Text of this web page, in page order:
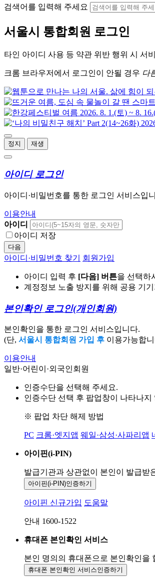
검색어를 입력해 주세요
서울시 통합회원 로그인
타인 아이디 사용 등 약관 위반 행위 시 서
크롬 브라우저에서 로그인이 안될 경우 다
정지 재생
아이디 로그인
아이디·비밀번호를 통한 로그인 서비스입
이용안내
아이디
아이디 저장
다음
아이디·비밀번호 찾기 회원가입
아이디 입력 후 [다음] 버튼을 선택하
계정정보 노출 방지를 위해 공용 기
본인확인 로그인(개인회원)
본인확인을 통한 로그인 서비스입니다.
(단, 서울시 통합회원 가입 후 이용가능합
이용안내
일반·어린이·외국인회원
인증수단을 선택해 주세요.
인증수단 선택 후 팝업창이 나타나
※ 팝업 차단 해제 방법
PC 크롬·엣지앱 웨일·삼성·사파리앱
아이핀(i-PIN)
발급기관과 상관없이 본인이 발급받
아이핀(i-PIN)인증하기
아이핀 신규가입 도움말
안내 1600-1522
휴대폰 본인확인 서비스
본인 명의의 휴대폰으로 본인확인을
휴대폰 본인확인 서비스인증하기